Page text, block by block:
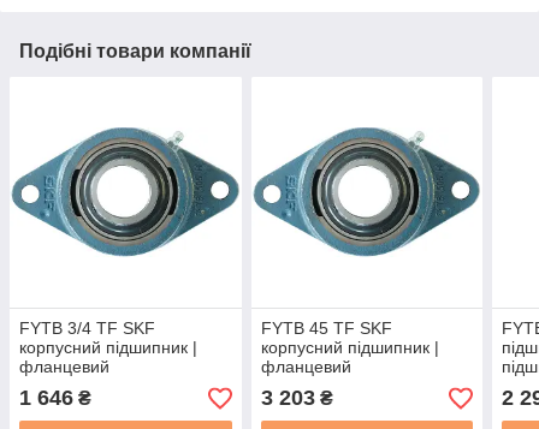
Подібні товари компанії
FYTB 3/4 TF SKF
корпусний підшипник |
фланцевий
підшипниковий вузол
FYTB3/4TF
1 646 ₴
FYTB 45 TF SKF
корпусний підшипник |
фланцевий
підшипниковий вузол
FYTB45TF
3 203₴ 2